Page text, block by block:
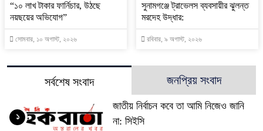
“১০ লাখ টাকার ফার্নিচার, উঠছে
নয়ছয়ের অভিযোগ”
সোমবার, ১০ অগাস্ট, ২০২৬
সুনামগঞ্জে ট্রাভেলস ব্যবসায়ীর ঝুলন্ত
মরদেহ উদ্ধার:
রবিবার, ৯ অগাস্ট, ২০২৬
সর্বশেষ সংবাদ জনপ্রিয় সংবাদ
জাতীয় নির্বাচন কবে তা আমি নিজেও জানি
না: সিইসি
১